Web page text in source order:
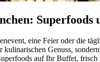
eine Feier oder die
Genuss,
auf Ihr Buffet,